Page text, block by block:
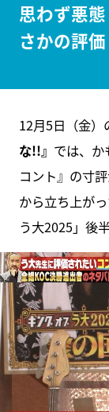
思わず悪
さかの評価
12月5日（金）
な!!』 では、
コント』の寸
から立ち上が
う大2025」後